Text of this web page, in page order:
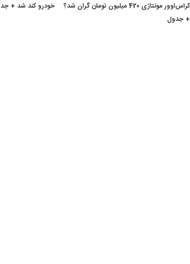
کراس‌اوور مونتاژی 420 میلیون تومان گران شد؟
+ جدول
خودرو کند شد +